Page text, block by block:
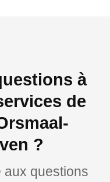
à
de
?
aux questions